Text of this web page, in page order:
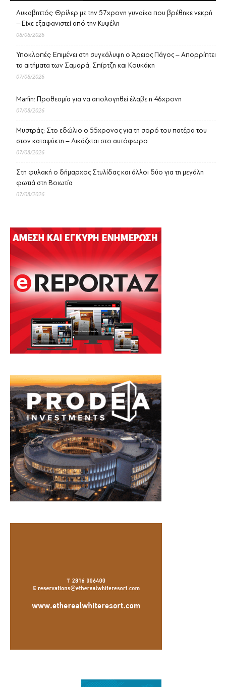
Λυκαβηττός: Θρίλερ με την 57χρονη γυναίκα που βρέθηκε νεκρή
– Είχε εξαφανιστεί από την Κυψέλη
08/08/2026
Υποκλοπές: Επιμένει στη συγκάλυψη ο Άρειος Πάγος – Απορρίπτει
τα αιτήματα των Σαμαρά, Σπίρτζη και Κουκάκη
07/08/2026
Marfin: Προθεσμία για να απολογηθεί έλαβε η 46χρονη
07/08/2026
Μυστράς: Στο εδώλιο ο 55χρονος για τη σορό του πατέρα του
στον καταψύκτη – Δικάζεται στο αυτόφωρο
07/08/2026
Στη φυλακή ο δήμαρχος Στυλίδας και άλλοι δύο για τη μεγάλη
φωτιά στη Βοιωτία
07/08/2026